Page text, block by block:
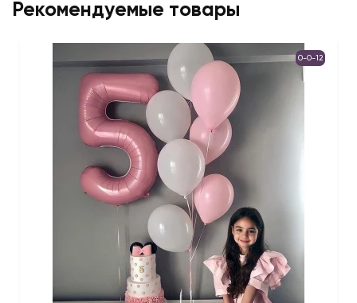
Рекомендуемые товары
0-0-12